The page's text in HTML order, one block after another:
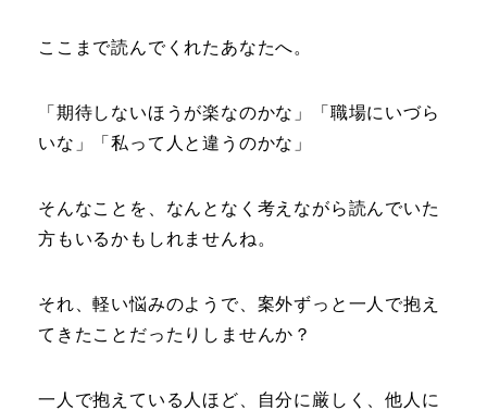
ここまで読んでくれたあなたへ。
「期待しないほうが楽なのかな」「職場にいづら
いな」「私って人と違うのかな」
そんなことを、なんとなく考えながら読んでいた
方もいるかもしれませんね。
それ、軽い悩みのようで、案外ずっと一人で抱え
てきたことだったりしませんか？
一人で抱えている人ほど、自分に厳しく、他人に